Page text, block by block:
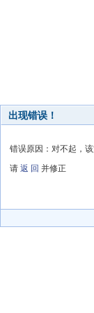
出现错误！
错误原因：对不起，该
请 返 回 并修正